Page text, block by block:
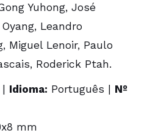
Yuhong, José
Leandro
Miguel Lenoir, Paulo
Roderick Ptah.
| Idioma: Português | Nº
mm